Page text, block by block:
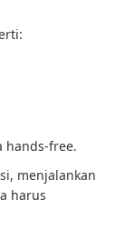
hands-free.
menjalankan
harus